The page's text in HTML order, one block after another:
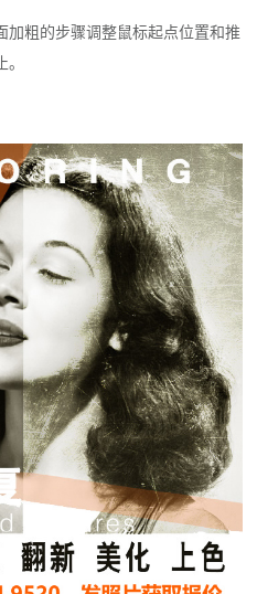
粗的步骤调整鼠标起点位置和推